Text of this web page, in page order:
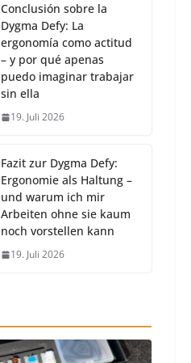
Conclusión sobre la
Dygma Defy: La
ergonomía como actitud
– y por qué apenas
puedo imaginar trabajar
sin ella
19. Juli 2026
Fazit zur Dygma Defy:
Ergonomie als Haltung –
und warum ich mir
Arbeiten ohne sie kaum
noch vorstellen kann
19. Juli 2026